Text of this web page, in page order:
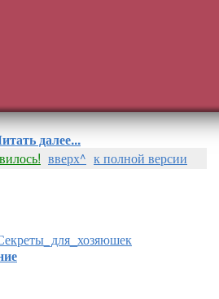
далее...
вверх^ к полной версии